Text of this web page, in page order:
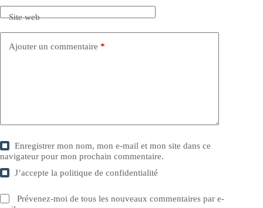
Site web
Ajouter un commentaire *
Enregistrer mon nom, mon e-mail et mon site dans ce
navigateur pour mon prochain commentaire.
J’accepte lapolitique de confidentialité
Prévenez-moi de tous les nouveaux commentaires par e-